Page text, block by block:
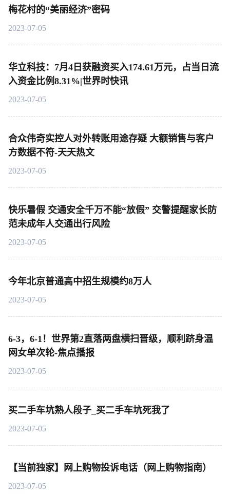
梅花村的“美丽经济”密码
2023-07-05
华立科技：7月4日获融资买入174.61万元，占当日流
入资金比例8.31%|世界时快讯
2023-07-05
合众伟奇实控人对外转账用途存疑 大额销售与客户
方数据不符-天天热文
2023-07-05
快乐暑假 交通安全千万不能“放假” 交警提醒家长防
范未成年人交通出行风险
2023-07-05
今年北京普通高中招生规模约8万人
2023-07-05
6-3，6-1！世界第2直落两盘横扫晋级，顺利跻身温
网女单次轮-焦点播报
2023-07-05
买二手车坑熟人段子_买二手车坑死我了
2023-07-05
【当前独家】网上购物投诉电话（网上购物指南）
2023-07-05